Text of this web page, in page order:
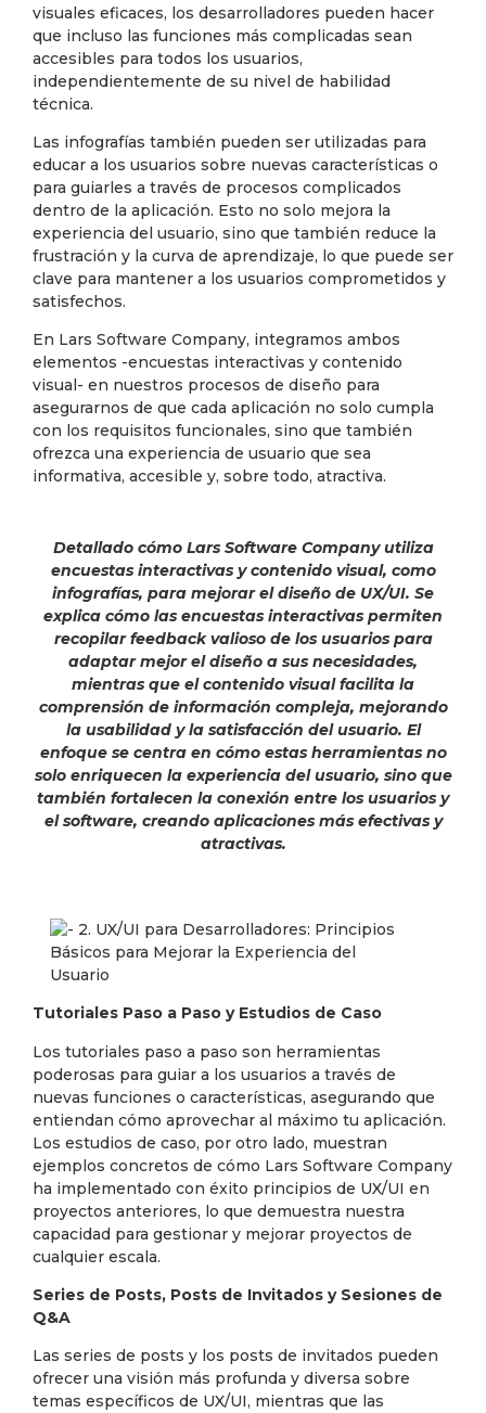
visuales eficaces, los desarrolladores pueden hacer
que incluso las funciones más complicadas sean
accesibles para todos los usuarios,
independientemente de su nivel de habilidad
técnica.
Las infografías también pueden ser utilizadas para
educar a los usuarios sobre nuevas características o
para guiarles a través de procesos complicados
dentro de la aplicación. Esto no solo mejora la
experiencia del usuario, sino que también reduce la
frustración y la curva de aprendizaje, lo que puede ser
clave para mantener a los usuarios comprometidos y
satisfechos.
En Lars Software Company, integramos ambos
elementos -encuestas interactivas y contenido
visual- en nuestros procesos de diseño para
asegurarnos de que cada aplicación no solo cumpla
con los requisitos funcionales, sino que también
ofrezca una experiencia de usuario que sea
informativa, accesible y, sobre todo, atractiva.
Detallado cómo Lars Software Company utiliza
encuestas interactivas y contenido visual, como
infografías, para mejorar el diseño de UX/UI. Se
explica cómo las encuestas interactivas permiten
recopilar feedback valioso de los usuarios para
adaptar mejor el diseño a sus necesidades,
mientras que el contenido visual facilita la
comprensión de información compleja, mejorando
la usabilidad y la satisfacción del usuario. El
enfoque se centra en cómo estas herramientas no
solo enriquecen la experiencia del usuario, sino que
también fortalecen la conexión entre los usuarios y
el software, creando aplicaciones más efectivas y
atractivas.
Tutoriales Paso a Paso y Estudios de Caso
Los tutoriales paso a paso son herramientas
poderosas para guiar a los usuarios a través de
nuevas funciones o características, asegurando que
entiendan cómo aprovechar al máximo tu aplicación.
Los estudios de caso, por otro lado, muestran
ejemplos concretos de cómo Lars Software Company
ha implementado con éxito principios de UX/UI en
proyectos anteriores, lo que demuestra nuestra
capacidad para gestionar y mejorar proyectos de
cualquier escala.
Series de Posts, Posts de Invitados y Sesiones de
Q&A
Las series de posts y los posts de invitados pueden
ofrecer una visión más profunda y diversa sobre
temas específicos de UX/UI, mientras que las